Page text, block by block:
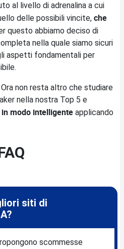
al livello di adrenalina a cui
delle possibili vincite, che
questo abbiamo deciso di
nella quale siamo sicuri
aspetti fondamentali per
non resta altro che studiare
nella nostra Top 5 e
modo intelligente applicando
siti di
scommesse